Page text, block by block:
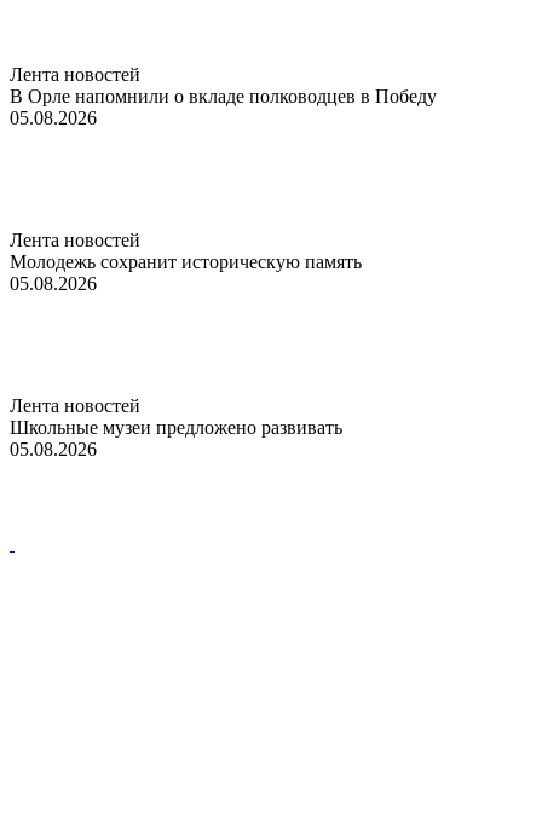
Лента новостей
В Орле напомнили о вкладе полководцев в Победу
05.08.2026
Лента новостей
Молодежь сохранит историческую память
05.08.2026
Лента новостей
Школьные музеи предложено развивать
05.08.2026